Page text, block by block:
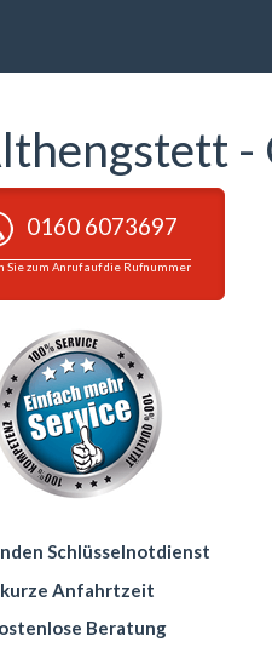
0160 6073697
Sie zum Anruf auf die Rufnummer
Schlüsselnotdienst
kurze Anfahrtzeit
Beratung